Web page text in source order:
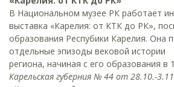
В Национальном музее РК работает
выставка «Карелия: от КТК до РК»,
образования Респубики Карелия. Она
отдельные эпизоды вековой истории
региона, начиная с его образования в
Карельская губерния № 44 от 28.10.-